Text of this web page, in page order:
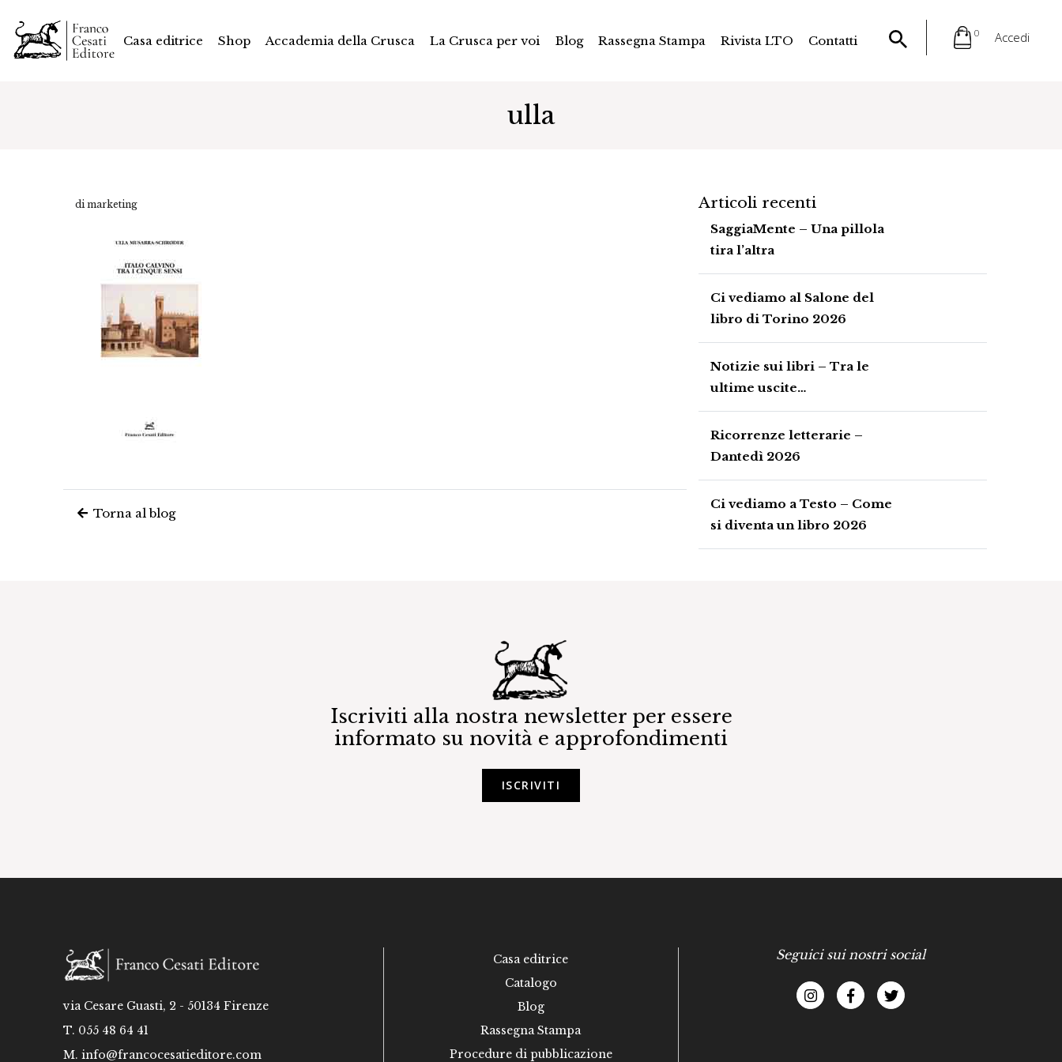
Casa editrice Shop Accademia della Crusca La Crusca per voi Blog Rassegna Stampa Rivista LTO Contatti
0 Accedi
ulla
di marketing
Torna al blog
Articoli recenti
SaggiaMente – Una pillola
tira l’altra
Ci vediamo al Salone del
libro di Torino 2026
Notizie sui libri – Tra le
ultime uscite…
Ricorrenze letterarie –
Dantedì 2026
Ci vediamo a Testo – Come
si diventa un libro 2026
Iscriviti alla nostra newsletter per essere
informato su novità e approfondimenti
ISCRIVITI
via Cesare Guasti, 2 - 50134 Firenze
T. 055 48 64 41
M. info@francocesatieditore.com
Casa editrice
Catalogo
Blog
Rassegna Stampa
Procedure di pubblicazione
Seguici sui nostri social